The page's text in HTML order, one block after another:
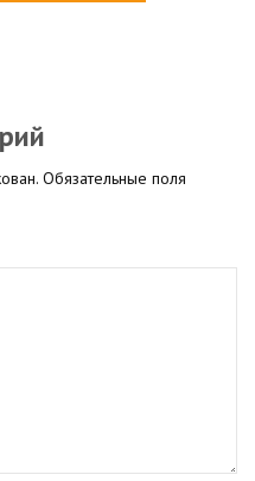
Обязательные поля